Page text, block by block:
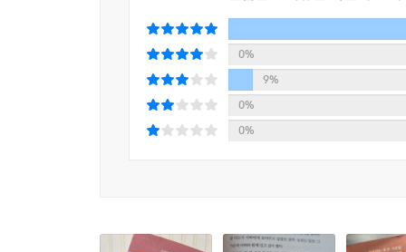
_ 10년 육아의 길(206~207쪽)
둘. 사랑을 기록하는 데 쓴 시간들
“조각이라도, 미완성이라도
늘 있는 자리에서 최선을 다하기”
전체의 일부분과 조각으로 남겨지고 말았다.
0%
9%
0%
0%